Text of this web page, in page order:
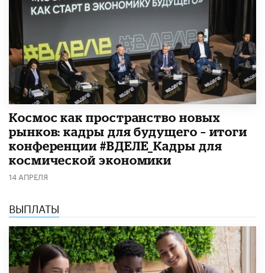
Космос как пространство новых
рынков: кадры для будущего – итоги
конференции #ВДЕЛЕ_Кадры для
космической экономики
14 АПРЕЛЯ
ВЫПЛАТЫ